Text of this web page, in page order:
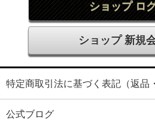
ショップ ロ
ショップ 新規
特定商取引法に基づく表記（返品
公式ブログ